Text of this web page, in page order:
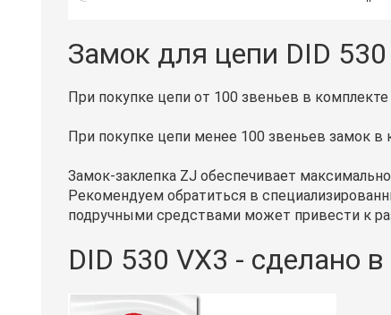
Замок для цепи DID 530
При покупке цепи от 100 звеньев в
При покупке цепи менее 100 звеньев замок в
Замок-заклепка ZJ обеспечивает
Рекомендуем обратиться в
подручными средствами может привести к
DID 530 VX3 - сделано